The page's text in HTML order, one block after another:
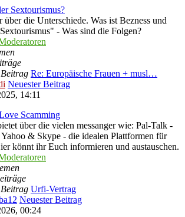
Sextourismus?
über die Unterschiede. Was ist Bezness und
- Was sind die Folgen?
Re: Europäische Frauen + musl…
Neuester Beitrag
14:11
Scamming
über die vielen messanger wie: Pal-Talk -
& Skype - die idealen Plattformen für
könnt ihr Euch informieren und austauschen.
Urfi-Vertrag
Neuester Beitrag
00:24